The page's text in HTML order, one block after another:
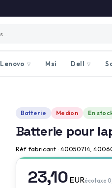
Lenovo ▽ Msi Dell ▽
Batterie Medion En
Batterie pour
Réf. fabricant : 40050714,
23,10EURécotaxe